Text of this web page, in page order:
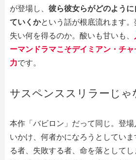
が登場し、 彼ら彼女らがどのよう
ていくかという話が根底流れます
失い何を得るのか。酸いも甘いも、
ーマンドラマこそデイミアン・チ
力です。
サスペンススリラーじゃ
本作「バビロン」だって同じ。登
いかけ、何者かになろうとしてい
る者、失敗する者、命を落として